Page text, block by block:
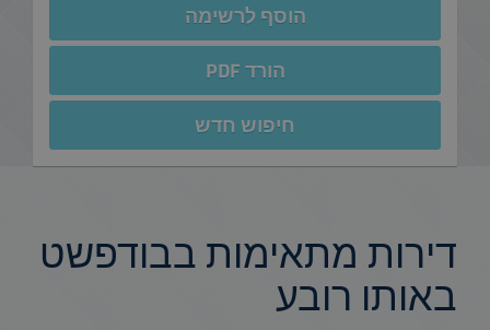
הוסף לרשימה
הורד PDF
חיפוש חדש
דירות מתאימות בבודפשט
באותו רובע